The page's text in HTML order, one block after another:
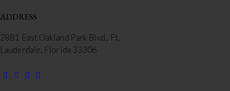
ADDRESS
2881 East Oakland Park Blvd., Ft.
Lauderdale, Florida 33306
facebook-
twitter-
dribble-instagram